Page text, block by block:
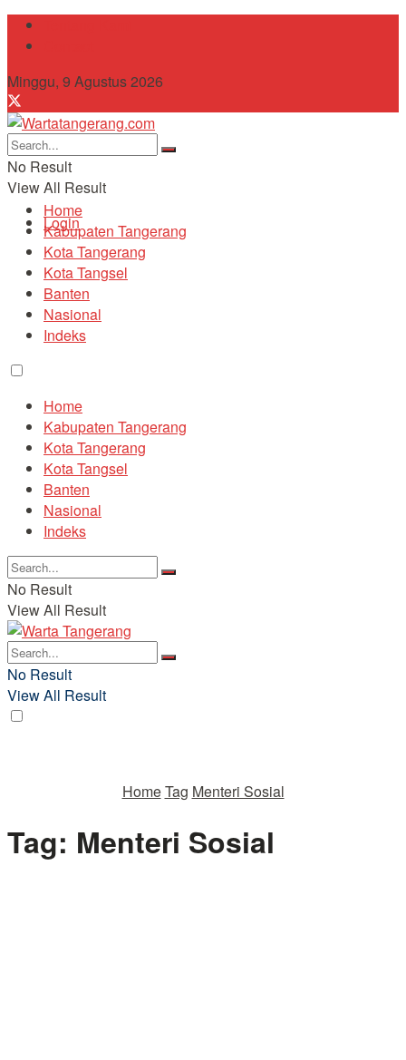
Minggu, 9 Agustus 2026
No Result
View All Result
Login
Home
Kabupaten Tangerang
Kota Tangerang
Kota Tangsel
Banten
Nasional
Indeks
Home
Kabupaten Tangerang
Kota Tangerang
Kota Tangsel
Banten
Nasional
Indeks
No Result
View All Result
No Result
View All Result
HomeTag Menteri Sosial
Tag: Menteri Sosial